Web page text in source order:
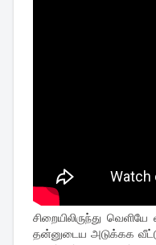
சிறையிலிருந்து
தன்னுடைய அடுக்கக